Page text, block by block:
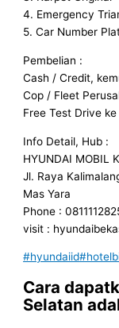
4. Emergency
5. Car Number
Pembelian :
Cash / Credit,
Cop / Fleet
Free Test Drive
Info Detail, Hub :
HYUNDAI MOBIL
Jl. Raya
Mas Yara
Phone :
visit :
#hyundaiid
Cara
Selatan